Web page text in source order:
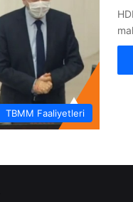
TBMM Faaliyetleri